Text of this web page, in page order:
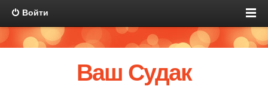
Войти
Ваш Судак